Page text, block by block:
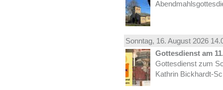
Sonntag, 16. August 2026
Gottesdienst am
Gottesdienst zum
Kathrin Bickhardt-